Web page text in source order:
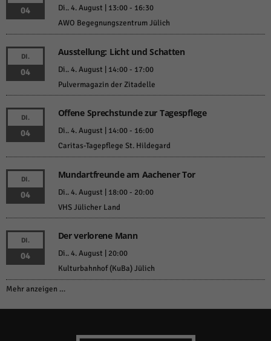
04 Di.. 4. August | 13:00- 16:30
AWO Begegnungszentrum Jülich
DI.
04
Ausstellung: Licht und Schatten
Di.. 4. August | 14:00- 17:00
Pulvermagazin der Zitadelle
DI.
04
Offene Sprechstunde zur Tagespflege
Di.. 4. August | 14:00- 16:00
Caritas-Tagepflege St. Hildegard
DI.
04
Mundartfreunde am Aachener Tor
Di.. 4. August | 18:00- 20:00
VHS Jülicher Land
DI.
04
Der verlorene Mann
Di.. 4. August | 20:00
Kulturbahnhof (KuBa) Jülich
Mehr anzeigen …